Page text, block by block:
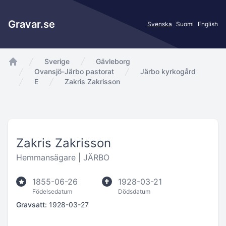
Gravar.se Svenska Suomi English
app.Start
Sverige
Gävleborg
Ovansjö-Järbo pastorat
Järbo kyrkogård
E
Zakris Zakrisson
Zakris Zakrisson
Hemmansägare | JÄRBO
1855-06-26
Födelsedatum
1928-03-21
Dödsdatum
Gravsatt: 1928-03-27